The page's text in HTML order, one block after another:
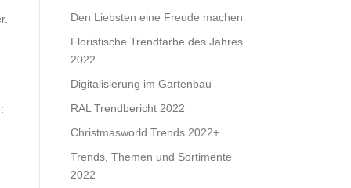
Den Liebsten eine Freude machen
Floristische Trendfarbe des Jahres
2022
Digitalisierung im Gartenbau
RAL Trendbericht 2022
Christmasworld Trends 2022+
Trends, Themen und Sortimente
2022